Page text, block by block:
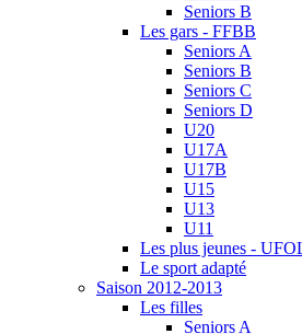
Seniors B
Les gars - FFBB
Seniors A
Seniors B
Seniors C
Seniors D
U20
U17A
U17B
U15
U13
U11
Les plus jeunes -
Le sport adapté
Saison 2012-2013
Les filles
Seniors A